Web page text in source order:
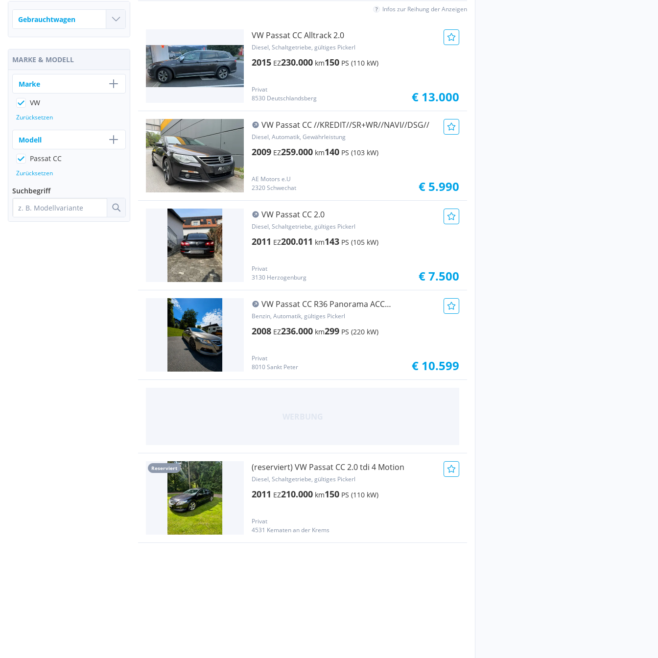
Infos zur Reihung der Anzeigen
VW Passat CC Alltrack 2.0
Diesel, Schaltgetriebe, gültiges Pickerl
2015 EZ230.000 km150 PS (110 kW)
Privat
8530 Deutschlandsberg
€ 13.000
VW Passat CC //KREDIT//SR+WR//NAVI//DSG//
Diesel, Automatik, Gewährleistung
2009 EZ259.000 km140 PS (103 kW)
AE Motors e.U
2320 Schwechat
€ 5.990
VW Passat CC 2.0
Diesel, Schaltgetriebe, gültiges Pickerl
2011 EZ200.011 km143 PS (105 kW)
Privat
3130 Herzogenburg
€ 7.500
VW Passat CC R36 Panorama ACC
Spurhalteasystent
Benzin, Automatik, gültiges Pickerl
2008 EZ236.000 km299 PS (220 kW)
Privat
8010 Sankt Peter
€ 10.599
Reserviert (reserviert) VW Passat CC 2.0 tdi 4 Motion
Diesel, Schaltgetriebe, gültiges Pickerl
2011 EZ210.000 km150 PS (110 kW)
Privat
4531 Kematen an der Krems
MARKE & MODELL
Marke
VW
Zurücksetzen
Modell
Passat CC
Zurücksetzen
Suchbegriff